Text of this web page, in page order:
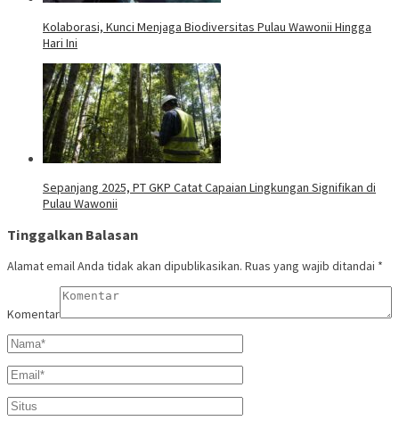
Kolaborasi, Kunci Menjaga Biodiversitas Pulau Wawonii Hingga
Hari Ini
Sepanjang 2025, PT GKP Catat Capaian Lingkungan Signifikan di
Pulau Wawonii
Tinggalkan Balasan
Alamat email Anda tidak akan dipublikasikan. Ruas yang wajib ditandai *
Komentar